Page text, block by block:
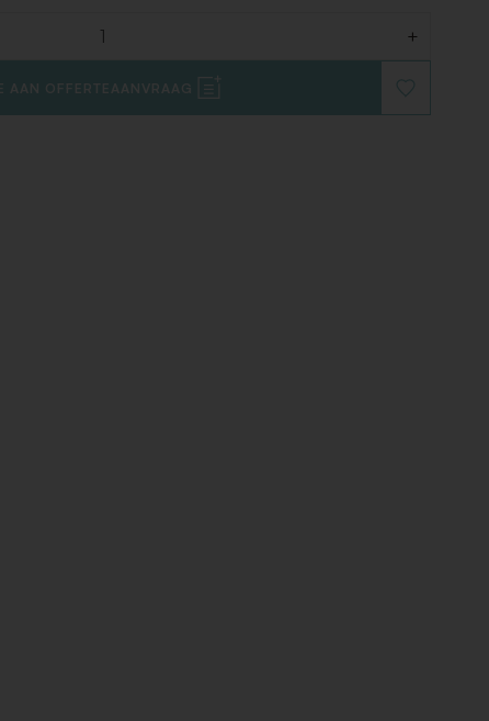
+
AAN OFFERTEAANVRAAG
TOE